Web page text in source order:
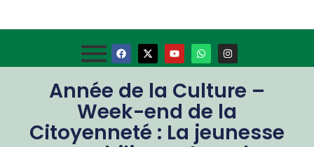
Année de la Culture –
Week-end de la
Citoyenneté : La jeunesse